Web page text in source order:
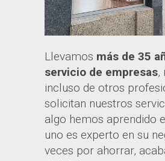
Llevamos más de 35
servicio de empresas,
incluso de otros
solicitan nuestros
algo hemos aprendido
uno es experto en su
veces por ahorrar,